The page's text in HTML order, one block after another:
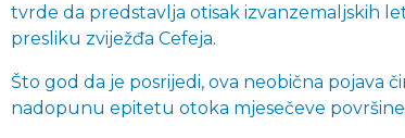
tvrde da predstavlja otisak izvanzemaljskih
presliku zviježđa Cefeja.
Što god da je posrijedi, ova neobična pojava
nadopunu epitetu otoka mjesečeve